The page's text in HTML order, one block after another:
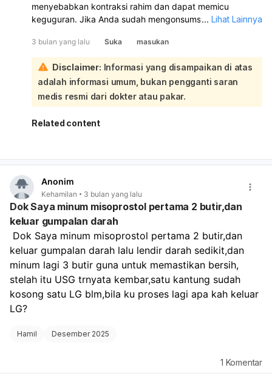
menyebabkan kontraksi rahim dan dapat memicu
keguguran. Jika Anda sudah mengonsumsi misoprostol
mengonsumsi misoprostol lagi *sangat mungkin* akan
memengaruhi janin yang tersisa:
Misoprostol tidak bekerja secara selektif pada satu janin
saja. Obat ini akan menyebabkan rahim berkontraksi
secara umum, yang berpotensi menyebabkan keguguran
pada janin yang masih ada. Mengingat kondisi Anda yang
kompleks dengan kehamilan kembar dan riwayat
kandungan. Dokter perlu melakukan pemeriksaan USG
salah satu sudah keluar atau bagaimana kondisi janin
yang tersisa. Penggunaan misoprostol harus selalu di
bawah pengawasan ketat dokter karena termasuk obat
keras dan memiliki efek samping yang serius, terutama
pada wanita hamil. Dokter akan memberikan penanganan
yang tepat berdasarkan kondisi medis Anda saat ini dan
hasil pemeriksaan terbaru. Jangan mengambil keputusan
untuk mengonsumsi obat lagi tanpa anjuran dan
pengawasan medis.
... Lihat Lainnya
3 bulan yang lalu Suka masukan
Disclaimer: Informasi yang disampaikan di atas
adalah informasi umum, bukan pengganti saran
medis resmi dari dokter atau pakar.
Related content
Anonim
Kehamilan 3 bulan yang lalu
Dok Saya minum misoprostol pertama 2 butir,dan
keluar gumpalan darah
keluar gumpalan darah lalu lendir darah sedikit,dan
minum lagi 3 butir guna untuk memastikan bersih,
stelah itu USG trnyata kembar,satu kantung sudah
kosong satu LG blm,bila ku proses lagi apa kah keluar
LG?
Hamil Desember 2025
1 Komentar